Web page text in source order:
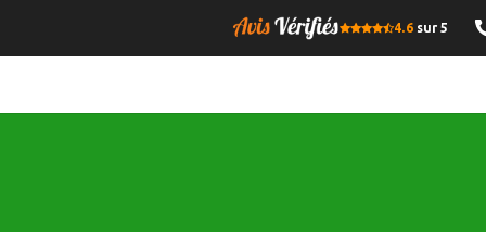
4.6 sur 5